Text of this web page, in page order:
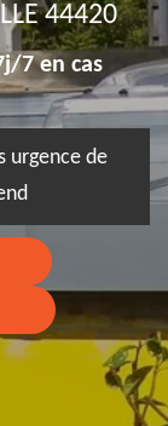
44420
7 en cas
urgence de